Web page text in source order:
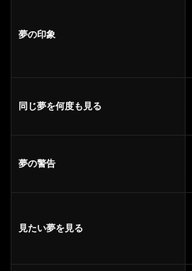
夢の印象
同じ夢を何度も見る
夢の警告
見たい夢を見る